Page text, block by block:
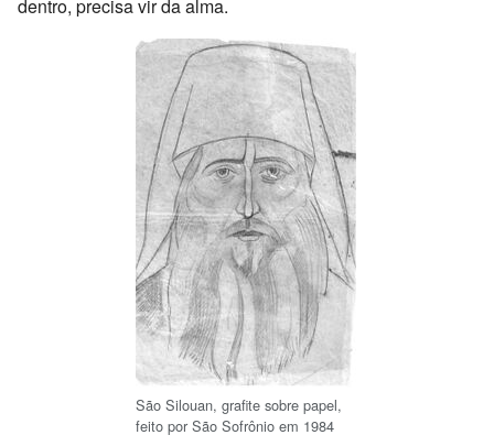
dentro, precisa vir da alma.
São Silouan, grafite sobre papel,
feito por São Sofrônio em 1984